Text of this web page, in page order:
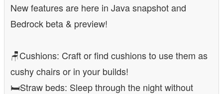
New features are here in Java snapshot and
Bedrock beta & preview!
🪑Cushions: Craft or find cushions to use them as
cushy chairs or in your builds!
🛏️Straw beds: Sleep through the night without